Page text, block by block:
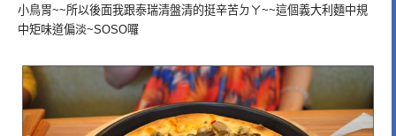
小鳥胃~~所以後面我跟泰瑞清盤清的挺辛苦ㄉㄚ~~這個義大利麵中規
中矩味道偏淡~SOSO囉